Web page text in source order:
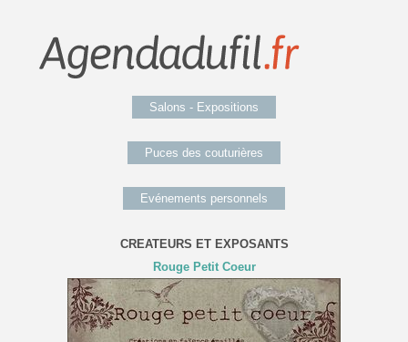
Salons - Expositions
Puces des couturières
Evénements personnels
CREATEURS ET EXPOSANTS
Rouge Petit Coeur